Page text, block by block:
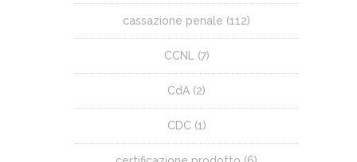
cassazione penale (112)
CCNL(7)
CdA (2)
CDC (1)